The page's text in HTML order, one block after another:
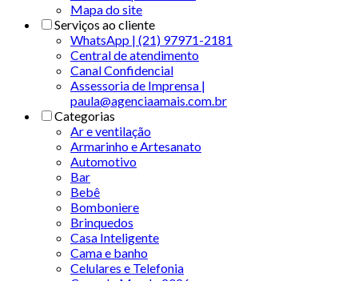
Mapa do site
Serviços ao cliente
WhatsApp | (21) 97971-2181
Central de atendimento
Canal Confidencial
Assessoria de Imprensa |
paula@agenciaamais.com.br
Categorias
Ar e ventilação
Armarinho e Artesanato
Automotivo
Bar
Bebê
Bomboniere
Brinquedos
Casa Inteligente
Cama e banho
Celulares e Telefonia